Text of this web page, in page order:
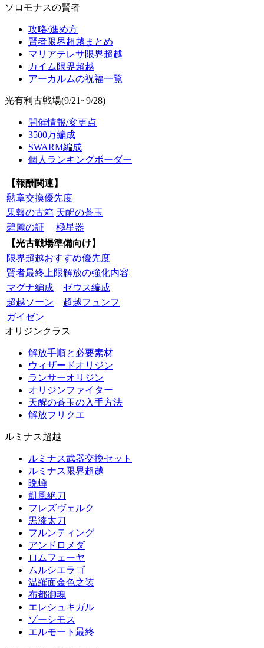
ソロモナスの賢者
攻略/進め方
賢者限界超越まとめ
マリアテレサ限界超越
カイム限界超越
アーカルムの祝福一覧
光有利古戦場(9/21~9/28)
開催情報/変更点
3500万編成
SWARM編成
個人ランキングボーダー
【報酬関連】
勲章交換優先度
果報の古箱 天醒の蒼玉
碧麗の証
極星器
【光古戦場準備向け】
限界超越おすすめ優先度
賢者最終上限解放の強化内容
マグナ編成
ゼウス編成
超越ソーン
超越フュンフ
ガイゼン
オリジンクラス
解放手順と必要素材
ウィザードオリジン
ランサーオリジン
オリジンファイター
天醒の蒼玉の入手方法
解放フリクエ
ルミナス超越
ルミナス武器交換セット
ルミナス限界超越
晩蝉
凱風絶刀
フレズヴェルク
黒漆太刀
フルンティング
アンドロメダ
ロムフェーヤ
ムルシエラゴ
温羅面金色之装
布都御魂
エレシュキガル
ゾーシモス
エルモート最終